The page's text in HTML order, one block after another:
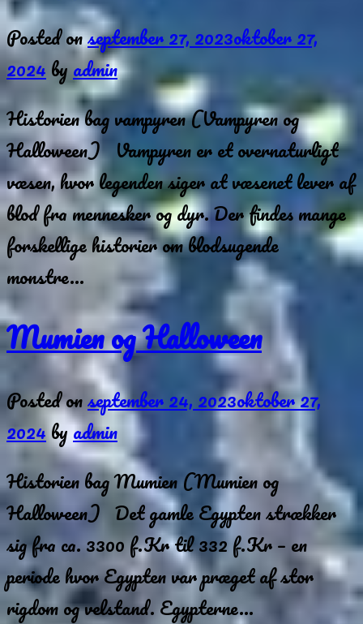
Posted onseptember 27, 2023oktober 27,
2024 byadmin
Historien bag vampyren (Vampyren og
Halloween) Vampyren er et overnaturligt
væsen, hvor legenden siger at væsenet lever af
blod fra mennesker og dyr. Der findes mange
forskellige historier om blodsugende
monstre…
Mumien og Halloween
Posted onseptember 24, 2023oktober 27,
2024 byadmin
Historien bag Mumien (Mumien og
Halloween) Det gamle Egypten strækker
sig fra ca. 3300 f.Kr til 332 f.Kr – en
periode hvor Egypten var præget af stor
rigdom og velstand. Egypterne…